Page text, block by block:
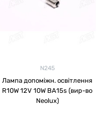
N245
Лампа допоміжн. освітлення
R10W 12V 10W ВА15s (вир-во
Neolux)